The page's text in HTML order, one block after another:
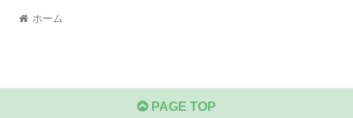
ホーム
PAGE TOP